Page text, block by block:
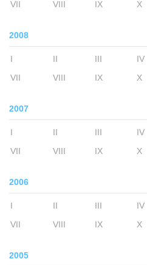
VII
VIII IX X
2008
I II III IV
VII
VIII IX X
2007
I II III IV
VII
VIII IX X
2006
I II III IV
VII
VIII IX X
2005